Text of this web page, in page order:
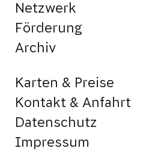
Netzwerk
Förderung
Archiv
Karten & Preise
Kontakt & Anfahrt
Datenschutz
Impressum